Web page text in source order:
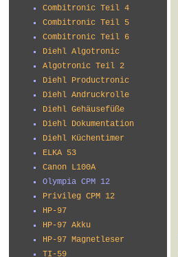
Combitronic Teil 4
Combitronic Teil 5
Combitronic Teil 6
Diehl Algotronic
Algotronic Teil 2
Diehl Productronic
Diehl Andruckrolle
Diehl Gehäusefüße
Diehl Dokumentation
Diehl Küchentimer
ELKA 53
Canon L100A
Olympia CPM 12
Privileg CPM 12
HP-97
HP-97 Akku
HP-97 Magnetleser
TI-59